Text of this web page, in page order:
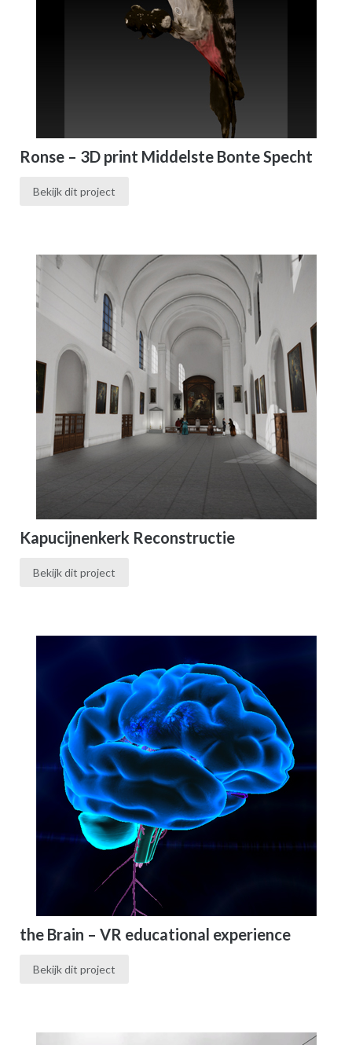
Ronse – 3D print Middelste Bonte Specht
Bekijk dit project
Kapucijnenkerk Reconstructie
Bekijk dit project
the Brain – VR educational experience
Bekijk dit project